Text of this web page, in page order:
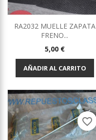
RA2032 MUELLE ZAPATA
FRENO...
Precio
5,00 €
AÑADIR AL CARRITO
favorite_border